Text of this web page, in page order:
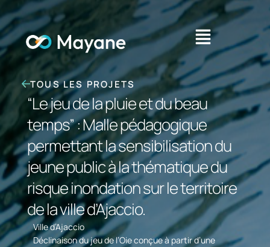
TOUS LES PROJETS
“Le jeu de la pluie et du beau
temps” : Malle pédagogique
permettant la sensibilisation du
jeune public à la thématique du
risque inondation sur le territoire
de la ville d’Ajaccio.
Ville d’Ajaccio
Déclinaison du jeu de l’Oie conçue à partir d’une